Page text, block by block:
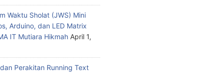
Waktu Sholat (JWS) Mini
Arduino, dan LED Matrix
IT Mutiara Hikmah April 1,
Perakitan Running Text